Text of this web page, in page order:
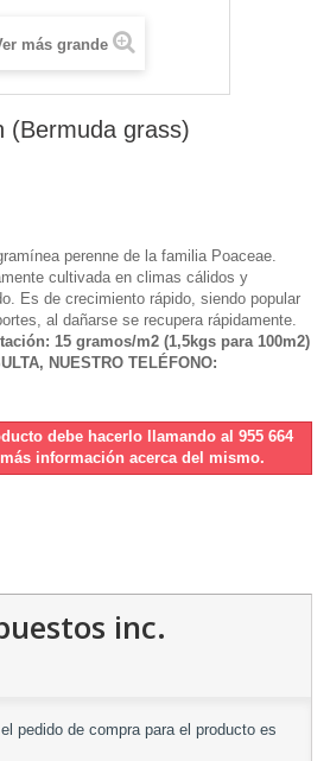
más grande
(Bermuda grass)
perenne de la familia Poaceae.
cultivada en climas cálidos y
Es de crecimiento rápido, siendo popular
al dañarse se recupera rápidamente.
15 gramos/m2 (1,5kgs para 100m2)
NUESTRO TELÉFONO:
debe hacerlo llamando al 955 664
información acerca del mismo.
inc.
pedido de compra para el producto es